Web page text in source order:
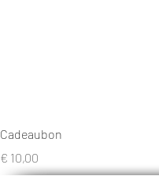
Cadeaubon
Prijs
€ 10,00